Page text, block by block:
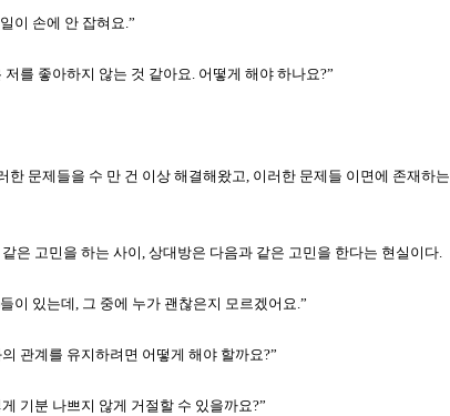
이 손에 안 잡혀요.”
를 좋아하지 않는 것 같아요. 어떻게 해야 하나요?”
한 문제들을 수 만 건 이상 해결해왔고, 이러한 문제들 이면에 존재하는
은 고민을 하는 사이, 상대방은 다음과 같은 고민을 한다는 현실이다.
이 있는데, 그 중에 누가 괜찮은지 모르겠어요.”
관계를 유지하려면 어떻게 해야 할까요?”
기분 나쁘지 않게 거절할 수 있을까요?”